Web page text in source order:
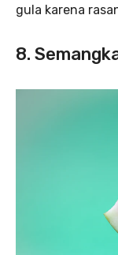
gula karena
8.